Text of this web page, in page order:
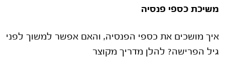
משיכת כספי פנסיה
איך מושכים את כספי הפנסיה, והאם אפשר למשוך לפני
גיל הפרישה? להלן מדריך מקוצר